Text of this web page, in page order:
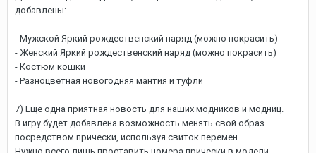
добавлены:
- Мужской Яркий рождественский наряд (можно покрасить)
- Женский Яркий рождественский наряд (можно покрасить)
- Костюм кошки
- Разноцветная новогодняя мантия и туфли
7) Ещё одна приятная новость для наших модников и модниц.
В игру будет добавлена возможность менять свой образ
посредством прически, используя свиток перемен.